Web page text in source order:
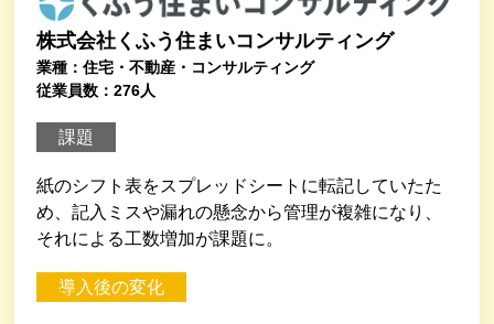
株式会社くふう住まいコンサルティング
業種：住宅・不動産・コンサルティング
従業員数：276人
課題
紙のシフト表をスプレッドシートに転記していたた
め、記入ミスや漏れの懸念から管理が複雑になり、
それによる工数増加が課題に。
導入後の変化